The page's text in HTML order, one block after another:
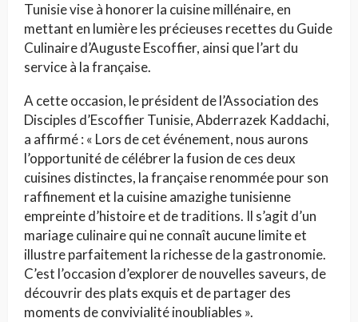
Tunisie vise à honorer la cuisine millénaire, en
mettant en lumière les précieuses recettes du Guide
Culinaire d’Auguste Escoffier, ainsi que l’art du
service à la française.
A cette occasion, le président de l’Association des
Disciples d’Escoffier Tunisie, Abderrazek Kaddachi,
a affirmé : « Lors de cet événement, nous aurons
l’opportunité de célébrer la fusion de ces deux
cuisines distinctes, la française renommée pour son
raffinement et la cuisine amazighe tunisienne
empreinte d’histoire et de traditions. Il s’agit d’un
mariage culinaire qui ne connaît aucune limite et
illustre parfaitement la richesse de la gastronomie.
C’est l’occasion d’explorer de nouvelles saveurs, de
découvrir des plats exquis et de partager des
moments de convivialité inoubliables ».